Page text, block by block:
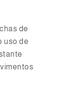
de
uso de